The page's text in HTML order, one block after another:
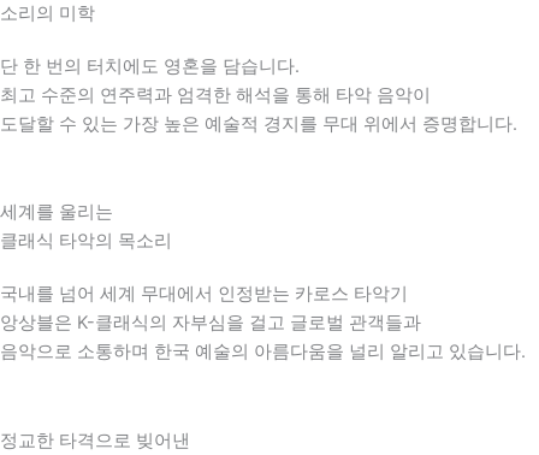
소리의 미학
단 한 번의 터치에도 영혼을 담습니다.
최고 수준의 연주력과 엄격한 해석을 통해 타악 음악이
도달할 수 있는 가장 높은 예술적 경지를 무대 위에서 증명합니다.
세계를 울리는
클래식 타악의 목소리
국내를 넘어 세계 무대에서 인정받는 카로스 타악기
앙상블은 K-클래식의 자부심을 걸고 글로벌 관객들과
음악으로 소통하며 한국 예술의 아름다움을 널리 알리고 있습니다.
정교한 타격으로 빚어낸